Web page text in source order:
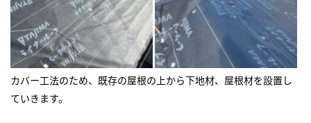
カバー工法のため、既存の屋根の上から下地材、屋根材を設置し
ていきます。